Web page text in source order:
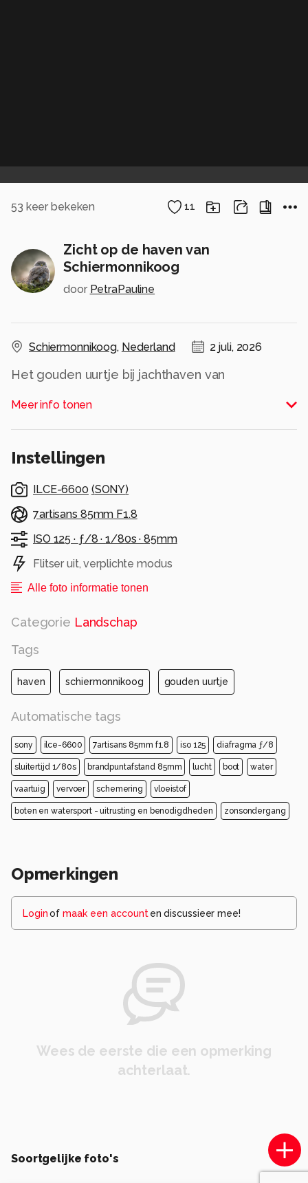
53 keer bekeken 11
Zicht op de haven van
Schiermonnikoog
door PetraPauline
Schiermonnikoog, Nederland 2 juli, 2026
Het gouden uurtje bij jachthaven van
Meer info tonen
Instellingen
ILCE-6600 (SONY)
7artisans 85mm F1.8
ISO 125 · ƒ/8 ·1/80s ·85mm
Flitser uit, verplichte modus
Alle foto informatie tonen
Categorie Landschap
Tags
haven schiermonnikoog gouden uurtje
Automatische tags
sony ilce-6600 7artisans 85mm f1.8 iso 125 diafragma ƒ/8
sluitertijd 1/80s brandpuntafstand 85mm lucht boot water
vaartuig vervoer schemering vloeistof
boten en watersport - uitrusting en benodigdheden zonsondergang
Opmerkingen
Loginof maak een account en discussieer mee!
Wees de eerste die een opmerking
achterlaat.
Soortgelijke foto's